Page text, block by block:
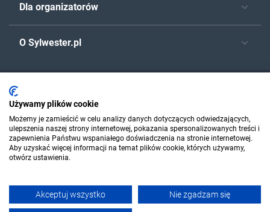
Dla organizatorów
O Sylwester.pl
Używamy plików cookie
Możemy je zamieścić w celu analizy danych dotyczących odwiedzających,
ulepszenia naszej strony internetowej, pokazania spersonalizowanych treści i
zapewnienia Państwu wspaniałego doświadczenia na stronie internetowej.
Aby uzyskać więcej informacji na temat plików cookie, których używamy,
otwórz ustawienia.
Akceptuj wszystko Nie zgadzam się